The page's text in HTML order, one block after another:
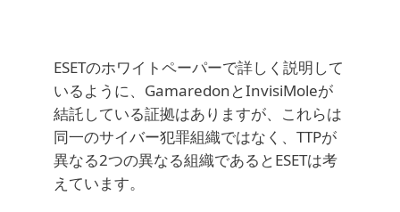
ESETのホワイトペーパーで詳しく説明して
いるように、GamaredonとInvisiMoleが
結託している証拠はありますが、これらは
同一のサイバー犯罪組織ではなく、TTPが
異なる2つの異なる組織であるとESETは考
えています。